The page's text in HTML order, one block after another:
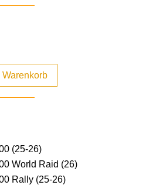
Warenkorb
(25-26)
World Raid (26)
Rally (25-26)